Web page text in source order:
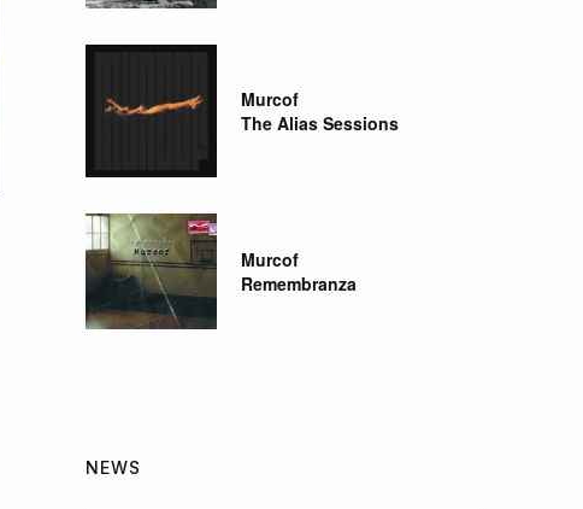
Murcof
The Alias Sessions
Murcof
Remembranza
NEWS